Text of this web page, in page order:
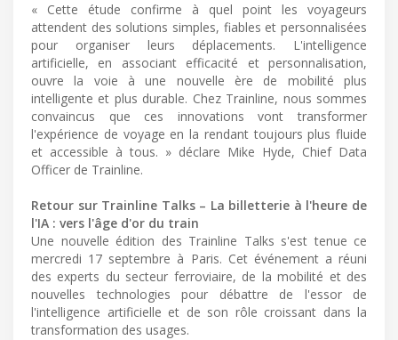
« Cette étude confirme à quel point les voyageurs
attendent des solutions simples, fiables et personnalisées
pour organiser leurs déplacements. L'intelligence
artificielle, en associant efficacité et personnalisation,
ouvre la voie à une nouvelle ère de mobilité plus
intelligente et plus durable. Chez Trainline, nous sommes
convaincus que ces innovations vont transformer
l'expérience de voyage en la rendant toujours plus fluide
et accessible à tous. » déclare Mike Hyde, Chief Data
Officer de Trainline.
Retour sur Trainline Talks – La billetterie à l'heure de
l'IA : vers l'âge d'or du train
Une nouvelle édition des Trainline Talks s'est tenue ce
mercredi 17 septembre à Paris. Cet événement a réuni
des experts du secteur ferroviaire, de la mobilité et des
nouvelles technologies pour débattre de l'essor de
l'intelligence artificielle et de son rôle croissant dans la
transformation des usages.